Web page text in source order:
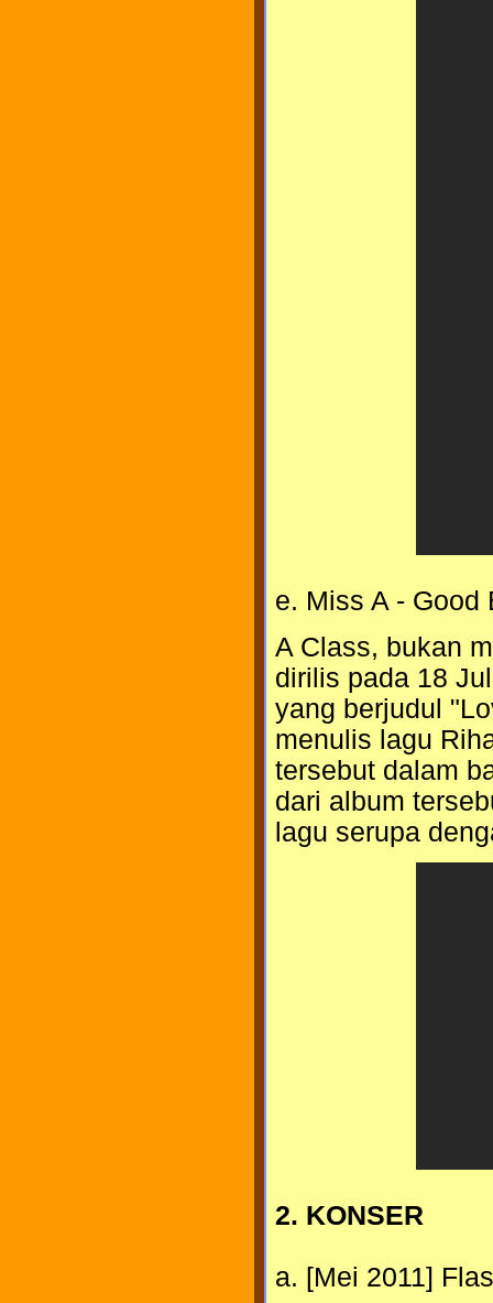
e. Miss A - Good
A Class, bukan
dirilis pada 18
yang berjudul
menulis lagu
tersebut dalam
dari album
lagu serupa
2. KONSER
a. [Mei 2011]